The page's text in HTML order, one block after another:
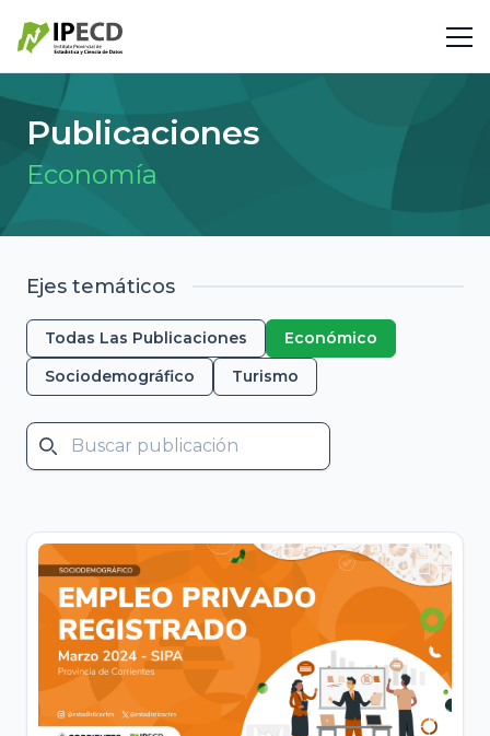
Publicaciones
Economía
Ejes temáticos
Todas Las Publicaciones
Económico
Sociodemográfico
Turismo